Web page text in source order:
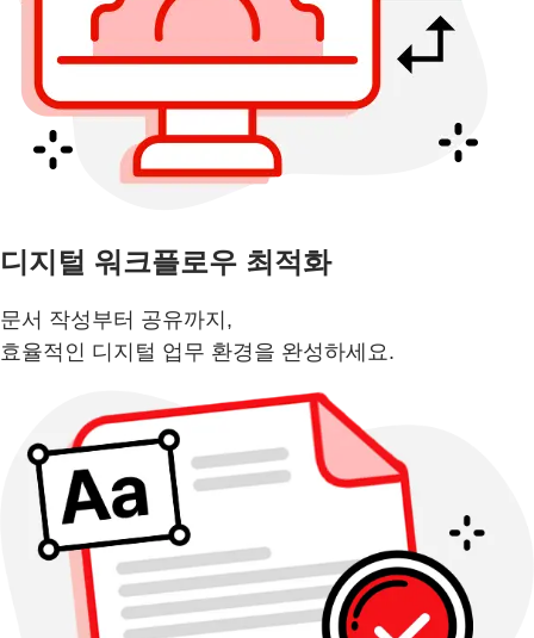
디지털 워크플로우 최적화
문서 작성부터 공유까지,
효율적인 디지털 업무 환경을 완성하세요.